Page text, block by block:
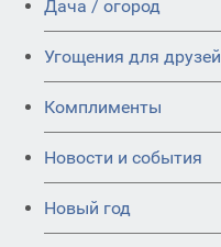
Дача / огород
Угощения для друзей
Комплименты
Новости и события
Новый год